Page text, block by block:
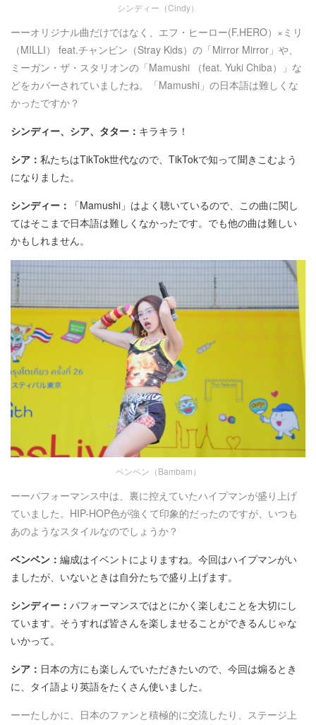
シンディー（Cindy）
ーーオリジナル曲だけではなく、エフ・ヒーロー(F.HERO）×ミリ
（MILLI） feat.チャンビン（Stray Kids）の「Mirror Mirror」や、
ミーガン・ザ・スタリオンの「Mamushi （feat. Yuki Chiba）」な
どをカバーされていましたね。「Mamushi」の日本語は難しくな
かったですか？
シンディー、シア、タター： キラキラ！
シア： 私たちはTikTok世代なので、TikTokで知って聞きこむよう
になりました。
シンディー：
「Mamushi」はよく聴いているので、この曲に関し
てはそこまで日本語は難しくなかったです。でも他の曲は難しい
かもしれません。
ベンベン（Bambam）
ーーパフォーマンス中は、裏に控えていたハイプマンが盛り上げ
ていました。HIP-HOP色が強くて印象的だったのですが、いつも
あのようなスタイルなのでしょうか？
ベンベン： 編成はイベントによりますね。今回はハイプマンがい
ましたが、いないときは自分たちで盛り上げます。
シンディー： パフォーマンスではとにかく楽しむことを大切にし
ています。そうすれば皆さんを楽しませることができるんじゃな
いかって。
シア： 日本の方にも楽しんでいただきたいので、今回は煽るとき
に、タイ語より英語をたくさん使いました。
ーーたしかに、日本のファンと積極的に交流したり、ステージ上